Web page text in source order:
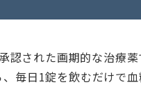
認された画期的な治療薬
毎日1錠を飲むだけで血